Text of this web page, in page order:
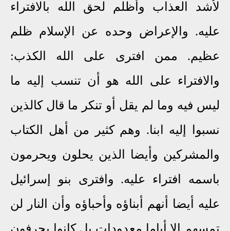
لأشد العذاب وأظلم لحق الله بالافتراء
عليه. والإعراض وحده عن الإسلام ظلم
عظيم. ممن افترى على الله الكذب:
والافتراء على الله هو أن تنسب إليه ما
ليس فيه وما لم يقل أو تنكر ما قال كالذين
نسبوا إليه ابنا. وهم كثير من أهل الكتاب
والمشركين وأيضا الذين يحلون ويحرمون
باسمه افتراء عليه. وافترى بنو إسرائيل
عليه أيضا أنهم أبناؤه وأحباؤه وأن النار لن
تمسهم إلا أياما معدودات بل كانوا يحرفون